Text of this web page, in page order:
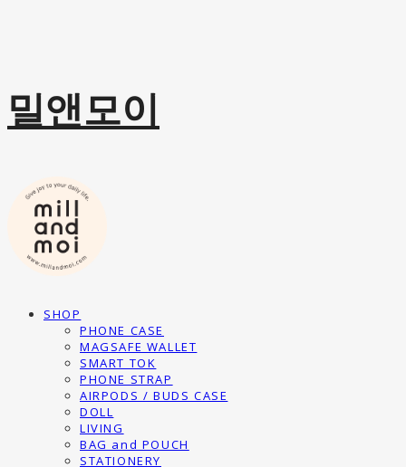
밀앤모이
SHOP
PHONE CASE
MAGSAFE WALLET
SMART TOK
PHONE STRAP
AIRPODS / BUDS CASE
DOLL
LIVING
BAG and POUCH
STATIONERY